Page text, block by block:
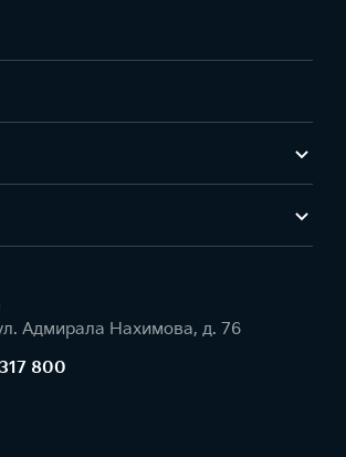
Адмирала Нахимова, д. 76
800